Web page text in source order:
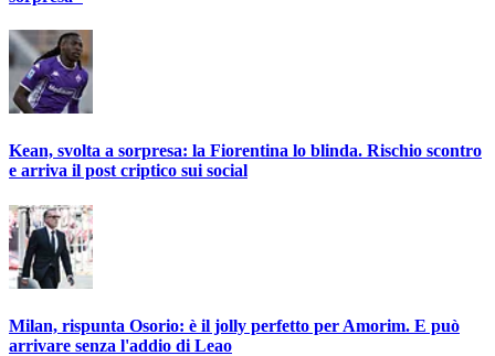
Kean, svolta a sorpresa: la Fiorentina lo blinda. Rischio scontro
e arriva il post criptico sui social
Milan, rispunta Osorio: è il jolly perfetto per Amorim. E può
arrivare senza l'addio di Leao